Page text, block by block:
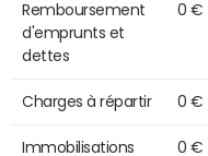
Remboursement
d'emprunts et
dettes
0 €
Charges à répartir 0 €
Immobilisations
0 €